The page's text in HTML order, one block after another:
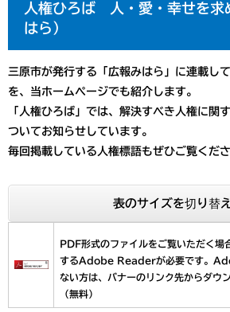
人権ひろば 人・愛・幸せを
はら）
三原市が発行する「広報みはら」に連載し
を、当ホームページでも紹介します。
「人権ひろば」では、解決すべき人権に関
ついてお知らせしています。
毎回掲載している人権標語もぜひご覧くださ
表のサイズを切り替
PDF形式のファイルをご覧いただく
するAdobe Readerが必要です。
ない方は、バナーのリンク先からダウ
（無料）